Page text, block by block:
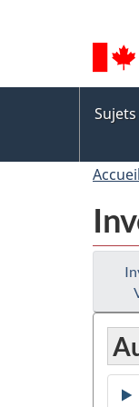
de
la
des
Sujets
Accueil